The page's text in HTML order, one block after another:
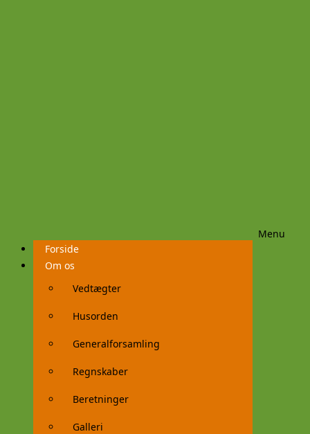
Menu
Videre
til
indhold
Forside
Om os
Vedtægter
Husorden
Generalforsamling
Regnskaber
Beretninger
Galleri